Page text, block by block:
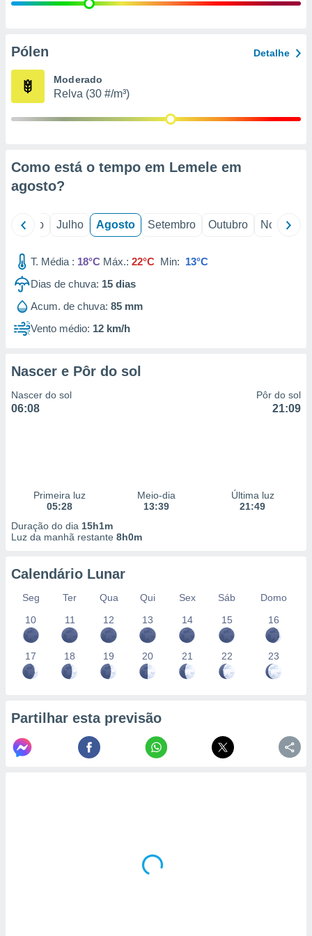
e
de
Pólen Detalhe
Moderado
Relva (30 #/m³)
Como está o tempo em Lemele em
agosto?
Junho Julho Agosto Setembro Outubro Novembro
T. Média : 18°C Máx.: 22°C Min: 13°C
Dias de chuva: 15 dias
Acum. de chuva: 85 mm
Vento médio: 12 km/h
Nascer e Pôr do sol
Nascer do sol
06:08
Pôr do sol
21:09
Primeira luz
05:28
Meio-dia
13:39
Última luz
21:49
Duração do dia 15h1m
Luz da manhã restante 8h0m
Calendário Lunar
Seg Ter Qua Qui Sex Sáb
Domo
10
11 12 13 14 15 16
17 18 19 20 21 22 23
Partilhar esta previsão